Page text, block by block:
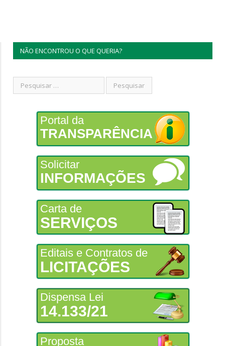
NÃO ENCONTROU O QUE QUERIA?
Portal da
TRANSPARÊNCIA
Solicitar
INFORMAÇÕES
Carta de
SERVIÇOS
Editais e Contratos de
LICITAÇÕES
Dispensa Lei
14.133/21
Proposta